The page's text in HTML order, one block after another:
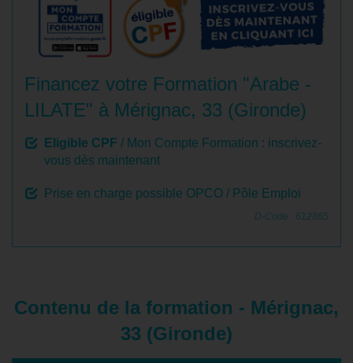
Financez votre Formation "Arabe -
LILATE" à Mérignac, 33 (Gironde)
Eligible CPF / Mon Compte Formation : inscrivez-
vous dès maintenant
Prise en charge possible OPCO / Pôle Emploi
D-Code : 612865
Contenu de la formation - Mérignac,
33 (Gironde)